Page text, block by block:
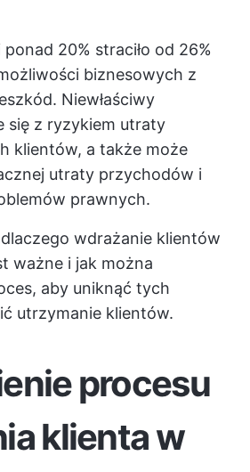
20% straciło od 26%
biznesowych z
Niewłaściwy
się z ryzykiem utraty
klientów, a także może
utraty przychodów i
prawnych.
wdrażanie klientów
ważne i jak można
aby uniknąć tych
utrzymanie klientów.
procesu
klienta w